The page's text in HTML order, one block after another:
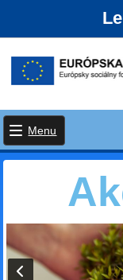
Menu